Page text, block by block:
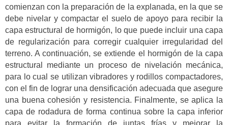
comienzan con la preparación de la explanada, en la que se
debe nivelar y compactar el suelo de apoyo para recibir la
capa estructural de hormigón, lo que puede incluir una capa
de regularización para corregir cualquier irregularidad del
terreno. A continuación, se extiende el hormigón de la capa
estructural mediante un proceso de nivelación mecánica,
para lo cual se utilizan vibradores y rodillos compactadores,
con el fin de lograr una densificación adecuada que asegure
una buena cohesión y resistencia. Finalmente, se aplica la
capa de rodadura de forma continua sobre la capa inferior
para evitar la formación de juntas frías y mejorar la